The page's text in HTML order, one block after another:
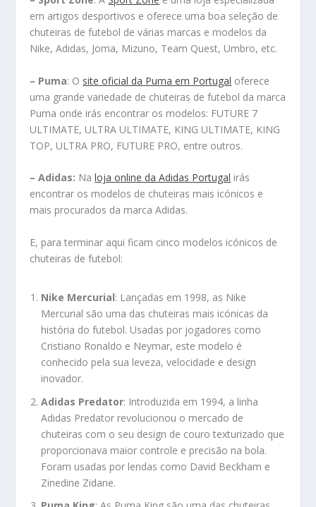
em artigos desportivos e oferece uma boa seleção de
chuteiras de futebol de várias marcas e modelos da
Nike, Adidas, Joma, Mizuno, Team Quest, Umbro, etc.
– Puma: O site oficial da Puma em Portugal oferece
uma grande variedade de chuteiras de futebol da marca
Puma onde irás encontrar os modelos: FUTURE 7
ULTIMATE, ULTRA ULTIMATE, KING ULTIMATE, KING
TOP, ULTRA PRO, FUTURE PRO, entre outros.
– Adidas: Naloja online da Adidas Portugal irás
encontrar os modelos de chuteiras mais icónicos e
mais procurados da marca Adidas.
E, para terminar aqui ficam cinco modelos icónicos de
chuteiras de futebol:
Nike Mercurial: Lançadas em 1998, as Nike
Mercurial são uma das chuteiras mais icónicas da
história do futebol. Usadas por jogadores como
Cristiano Ronaldo e Neymar, este modelo é
conhecido pela sua leveza, velocidade e design
inovador.
Adidas Predator: Introduzida em 1994, a linha
Adidas Predator revolucionou o mercado de
chuteiras com o seu design de couro texturizado que
proporcionava maior controle e precisão na bola.
Foram usadas por lendas como David Beckham e
Zinedine Zidane.